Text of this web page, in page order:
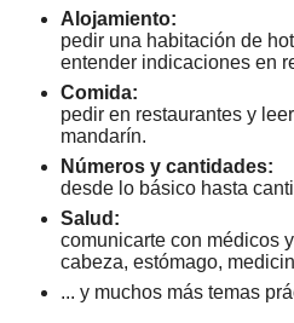
Alojamiento:
pedir una habitación de
entender indicaciones en
Comida:
pedir en restaurantes y
mandarín.
Números y cantidades:
desde lo básico hasta
Salud:
comunicarte con médicos
cabeza, estómago,
... y muchos más temas